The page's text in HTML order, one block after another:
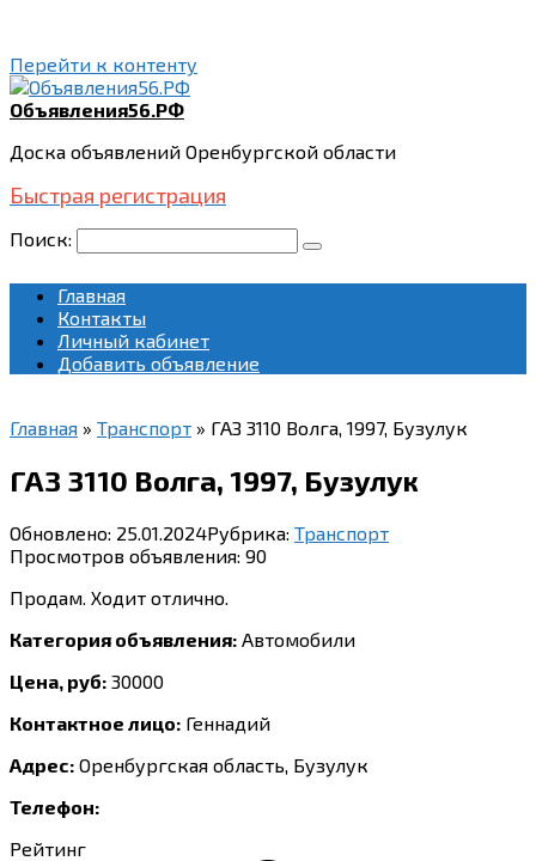
Перейти к контенту
Объявления56.РФ
Доска объявлений Оренбургской области
Быстрая регистрация
Поиск:
Главная
Контакты
Личный кабинет
Добавить объявление
Главная » Транспорт » ГАЗ 3110 Волга, 1997, Бузулук
ГАЗ 3110 Волга, 1997, Бузулук
Обновлено: 25.01.2024Рубрика: Транспорт
Просмотров объявления: 90
Продам. Ходит отлично.
Категория объявления: Автомобили
Цена, руб: 30000
Контактное лицо: Геннадий
Адрес: Оренбургская область, Бузулук
Телефон:
Рейтинг